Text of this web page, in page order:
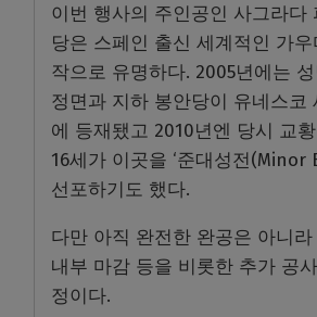
이번 행사의 주인공인 사그라다
당은 스페인 출신 세계적인 가
작으로 유명하다. 2005년에는
정면과 지하 봉안당이 유네스코
에 등재됐고 2010년엔 당시 교
16세가 이곳을 ‘준대성전(Minor
선포하기도 했다.
다만 아직 완전한 완공은 아니
내부 마감 등을 비롯한 추가 공
정이다.